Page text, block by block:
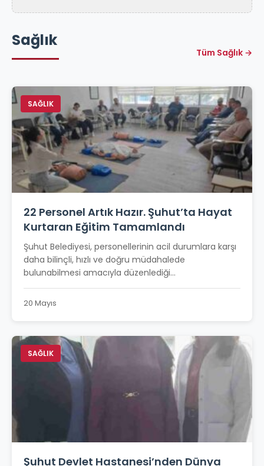
Sağlık
Tüm Sağlık →
SAĞLIK
22 Personel Artık Hazır. Şuhut’ta Hayat
Kurtaran Eğitim Tamamlandı
Şuhut Belediyesi, personellerinin acil durumlara karşı
daha bilinçli, hızlı ve doğru müdahalede
bulunabilmesi amacıyla düzenlediği...
20 Mayıs
SAĞLIK
Şuhut Devlet Hastanesi’nden Dünya